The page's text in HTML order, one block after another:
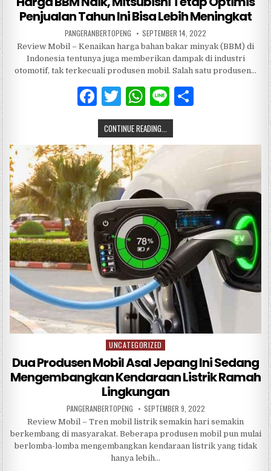
Penjualan Tahun Ini Bisa Lebih Meningkat
PANGERANBERTOPENG SEPTEMBER 14, 2022
Review Mobil – Kenaikan harga bahan bakar minyak (BBM) di
Indonesia tentunya juga memberikan dampak di industri
otomotif, tak terkecuali produsen mobil. Salah satu produsen…
F
a
c
e
b
o
o
k
T
w
it
te
r
W
h
at
s
A
p
p
Li
n
CONTINUE READING...
Posted
in
UNCATEGORIZED
Dua Produsen Mobil Asal Jepang Ini Sedang
Mengembangkan Kendaraan Listrik Ramah
Lingkungan
PANGERANBERTOPENG SEPTEMBER 9, 2022
Review Mobil – Tren mobil listrik semakin hari semakin
berkembang di masyarakat. Beberapa produsen mobil pun mulai
berlomba-lomba mengembangkan kendaraan listrik yang tidak
hanya lebih…